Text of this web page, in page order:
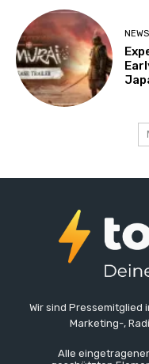
NEWS
Wir sind Pressemitglied
Marketing-,
Alle